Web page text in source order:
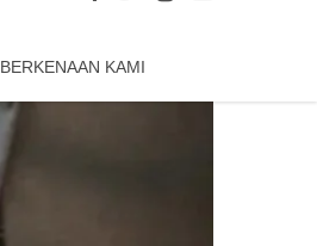
BERKENAAN KAMI